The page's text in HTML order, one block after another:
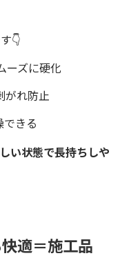
👇
ズに硬化
れ防止
きる
い状態で長持ちしや
適＝施工品